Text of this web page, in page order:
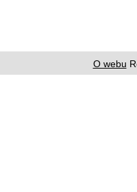
O webu